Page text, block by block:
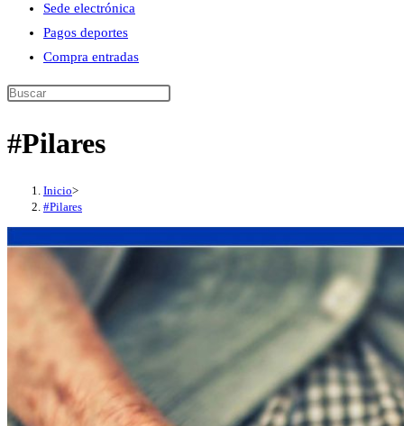
Sede electrónica
Pagos deportes
Compra entradas
Buscar
esta
#Pilares
Inicio>
#Pilares